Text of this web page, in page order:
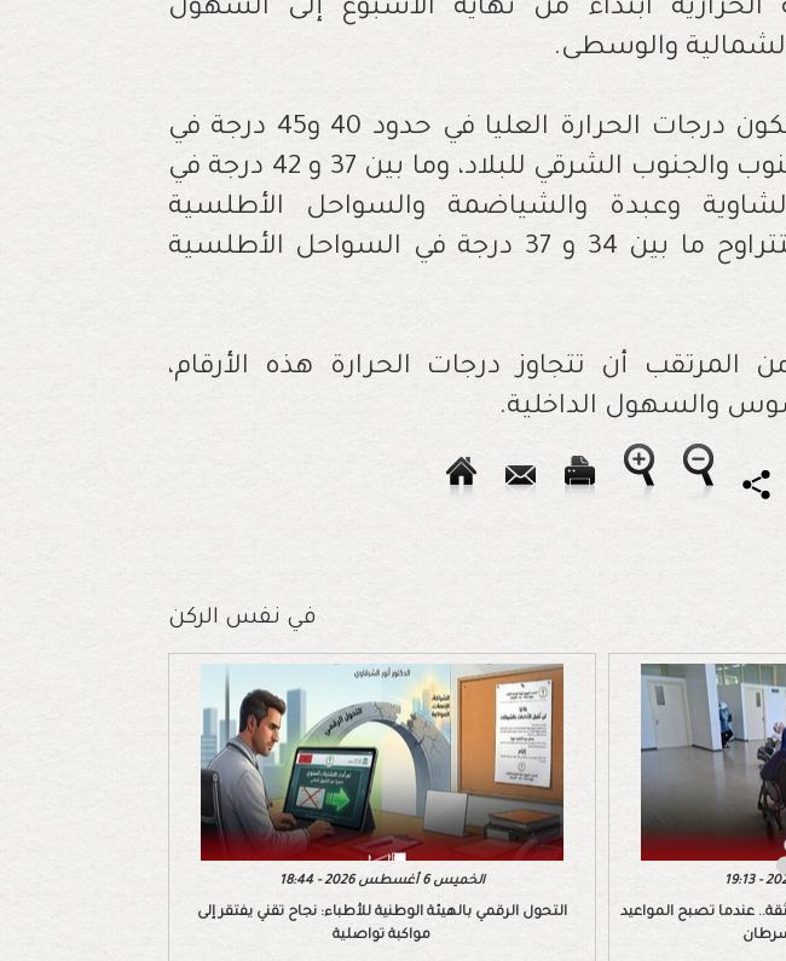
ابتداء من نهاية الأسبوع إلى السهول
والوسطى.
وبحسب المديرية، ستكون درجات الحرارة العليا في حدود 40 و45 درجة في
السهول الداخلية والجنوب والجنوب الشرقي للبلاد، وما بين 37 و 42 درجة في
وعبدة والشياضمة والسواحل الأطلسية
الوسطى، في حين ستتراوح ما بين 34 و 37 درجة في السواحل الأطلسية
المرتقب أن تتجاوز درجات الحرارة هذه الأرقام،
والسهول الداخلية.
في نفس الركن
الخميس 6 أغسطس 2026 - 18:44
التحول الرقمي بالهيئة الوطنية للأطباء: نجاح تقني يفتقر إلى
مواكبة تواصلية
عندما تصبح المواعيد